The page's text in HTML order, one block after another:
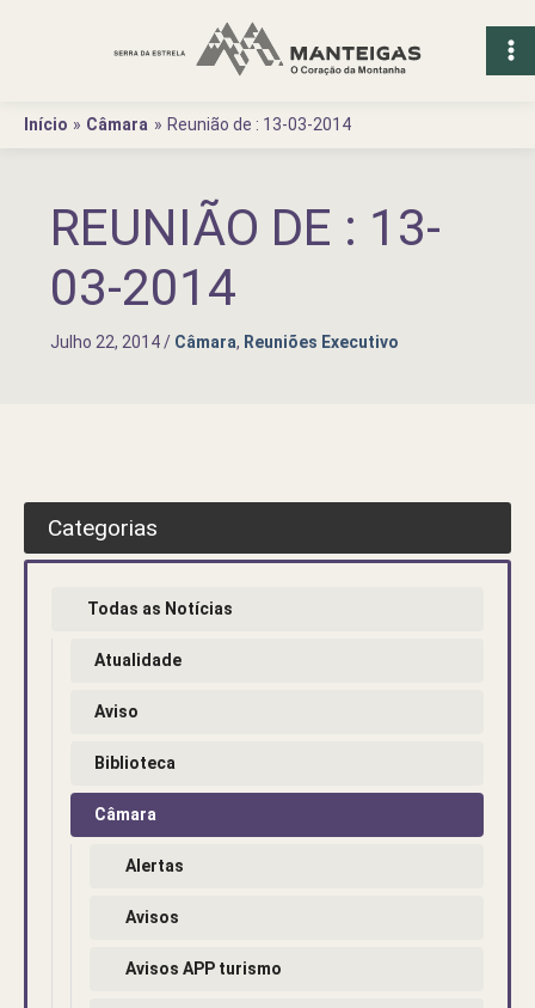
Início
Câmara Reunião de : 13-03-2014
REUNIÃO DE : 13-
03-2014
Julho 22, 2014/ Câmara, Reuniões Executivo
Categorias
Todas as Notícias
Atualidade
Aviso
Biblioteca
Câmara
Alertas
Avisos
Avisos APP turismo